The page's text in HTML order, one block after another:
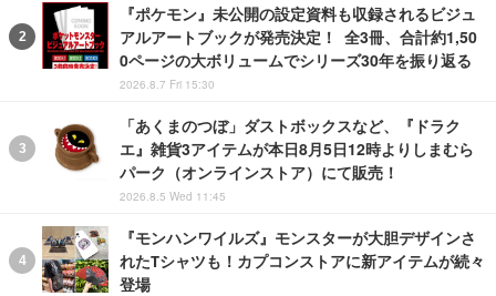
『ポケモン』未公開の設定資料も収録されるビジュ
アルアートブックが発売決定！ 全3冊、合計約1,50
0ページの大ボリュームでシリーズ30年を振り返る
2026.8.7 Fri 15:30
「あくまのつぼ」ダストボックスなど、『ドラク
エ』雑貨3アイテムが本日8月5日12時よりしまむら
パーク（オンラインストア）にて販売！
2026.8.5 Wed 11:45
『モンハンワイルズ』モンスターが大胆デザインさ
れたTシャツも！カプコンストアに新アイテムが続々
登場